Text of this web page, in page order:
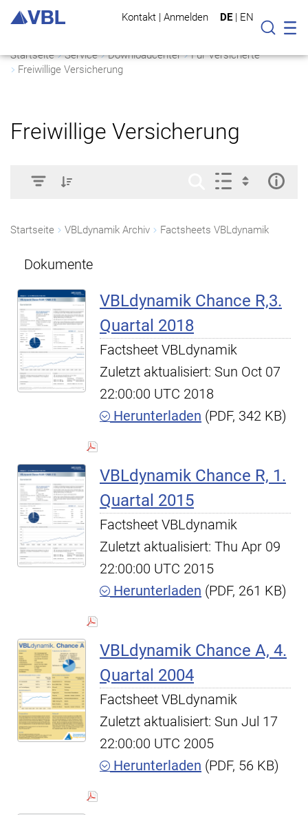
Kontakt | Anmelden DE | EN
Suche
Startseite Service Downloadcenter
Für Versicherte
Freiwillige Versicherung
Freiwillige Versicherung
Startseite VBLdynamik Archiv Factsheets VBLdynamik
Dokumente
VBLdynamik Chance R,3.
Quartal 2018
Factsheet VBLdynamik
Zuletzt aktualisiert: Sun Oct 07
22:00:00 UTC 2018
Herunterladen (PDF, 342 KB)
VBLdynamik Chance R, 1.
Quartal 2015
Factsheet VBLdynamik
Zuletzt aktualisiert: Thu Apr 09
22:00:00 UTC 2015
Herunterladen (PDF, 261 KB)
VBLdynamik Chance A, 4.
Quartal 2004
Factsheet VBLdynamik
Zuletzt aktualisiert: Sun Jul 17
22:00:00 UTC 2005
Herunterladen (PDF, 56 KB)